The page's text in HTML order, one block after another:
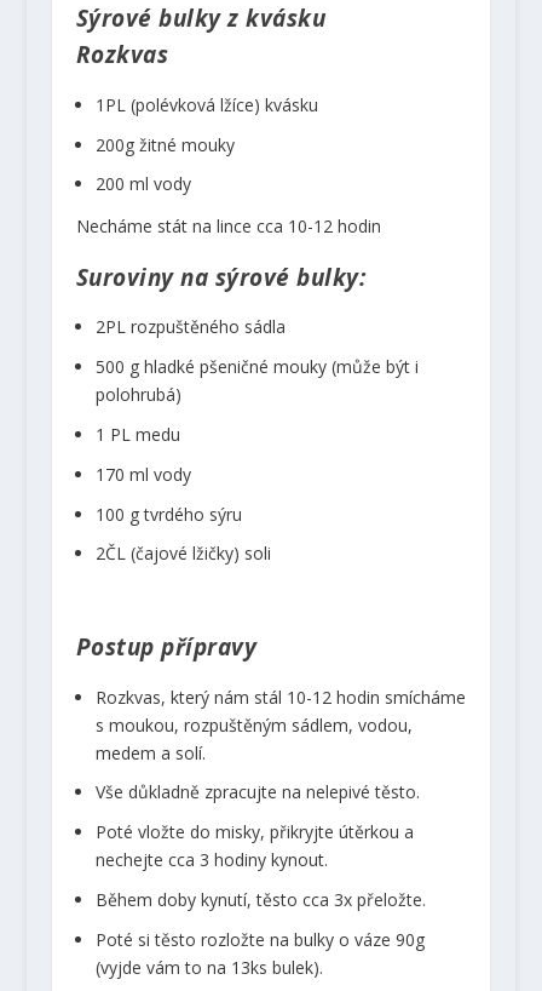
Sýrové bulky z kvásku
Rozkvas
1PL (polévková lžíce) kvásku
200g žitné mouky
200 ml vody
Necháme stát na lince cca 10-12 hodin
Suroviny na sýrové bulky:
2PL rozpuštěného sádla
500 g hladké pšeničné mouky (může být i
polohrubá)
1 PL medu
170 ml vody
100 g tvrdého sýru
2ČL (čajové lžičky) soli
Postup přípravy
Rozkvas, který nám stál 10-12 hodin smícháme
s moukou, rozpuštěným sádlem, vodou,
medem a solí.
Vše důkladně zpracujte na nelepivé těsto.
Poté vložte do misky, přikryjte útěrkou a
nechejte cca 3 hodiny kynout.
Během doby kynutí, těsto cca 3x přeložte.
Poté si těsto rozložte na bulky o váze 90g
(vyjde vám to na 13ks bulek).